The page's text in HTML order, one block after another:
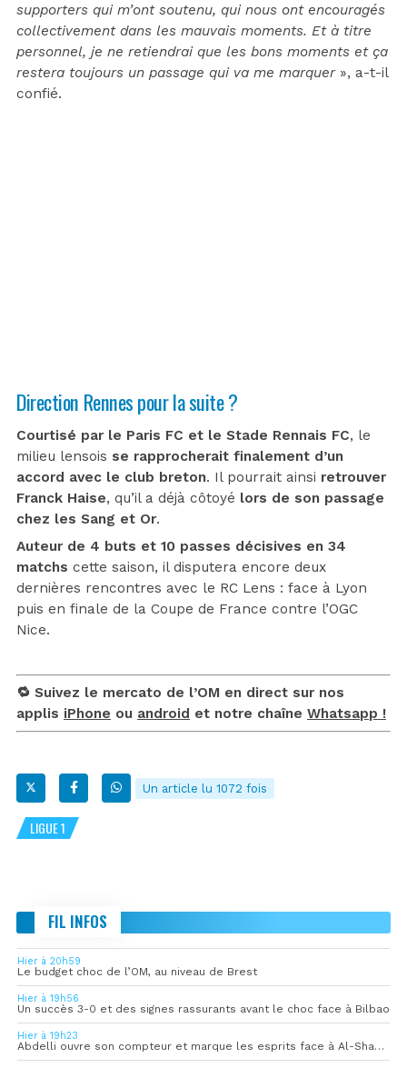
supporters qui m’ont soutenu, qui nous ont encouragés
collectivement dans les mauvais moments. Et à titre
personnel, je ne retiendrai que les bons moments et ça
restera toujours un passage qui va me marquer », a-t-il
confié.
Direction Rennes pour la suite ?
Courtisé par le Paris FC et le Stade Rennais FC, le
milieu lensois se rapprocherait finalement d’un
accord avec le club breton. Il pourrait ainsi retrouver
Franck Haise, qu’il a déjà côtoyé lors de son passage
chez les Sang et Or.
Auteur de 4 buts et 10 passes décisives en 34
matchs cette saison, il disputera encore deux
dernières rencontres avec le RC Lens : face à Lyon
puis en finale de la Coupe de France contre l’OGC
Nice.
🔁 Suivez le mercato de l’OM en direct sur nos
applis iPhone ou android et notre chaîne Whatsapp !
Un article lu 1072 fois
LIGUE 1
FIL INFOS
Hier à 20h59
Le budget choc de l’OM, au niveau de Brest
Hier à 19h56
Un succès 3-0 et des signes rassurants avant le choc face à Bilbao
Hier à 19h23
Abdelli ouvre son compteur et marque les esprits face à Al-Shahania